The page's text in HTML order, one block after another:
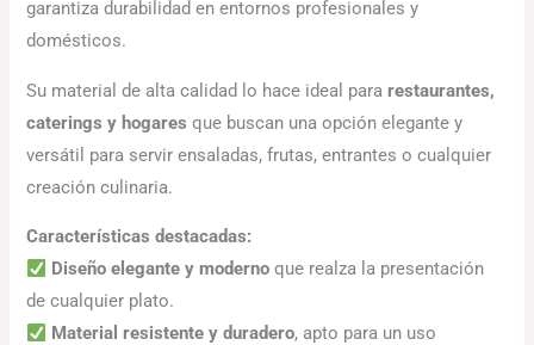
garantiza durabilidad en entornos profesionales y
domésticos.
Su material de alta calidad lo hace ideal pararestaurantes,
caterings y hogares que buscan una opción elegante y
versátil para servir ensaladas, frutas, entrantes o cualquier
creación culinaria.
Características destacadas:
Diseño elegante y moderno que realza la presentación
de cualquier plato.
Material resistente y duradero, apto para un uso